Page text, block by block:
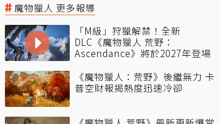
魔物獵人 更多報導
「M級」狩獵解禁！全新
DLC《魔物獵人 荒野：
Ascendance》將於2027年登場
《魔物獵人：荒野》後繼無力 卡
普空財報揭熱度迅速冷卻